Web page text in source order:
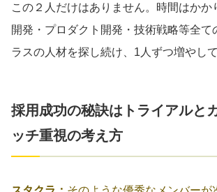
この２人だけはありません。時間はかか
開発・プロダクト開発・技術戦略等全て
ラスの人材を探し続け、1人ずつ増やし
採用成功の秘訣はトライアルと
ッチ重視の考え方